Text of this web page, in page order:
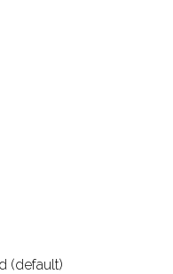
(default)